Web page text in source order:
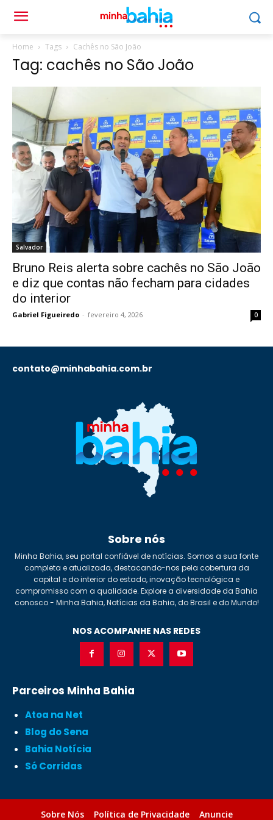
Home Tags Cachês no São João
Tag: cachês no São João
Salvador
Bruno Reis alerta sobre cachês no São João
e diz que contas não fecham para cidades
do interior
Gabriel Figueiredo - fevereiro 4, 2026 0
contato@minhabahia.com.br
Sobre nós
Minha Bahia, seu portal confiável de notícias. Somos a sua fonte
completa e atualizada, destacando-nos pela cobertura da
capital e do interior do estado, inovação tecnológica e
compromisso com a qualidade. Explore a diversidade da Bahia
conosco - Minha Bahia, Notícias da Bahia, do Brasil e do Mundo!
NOS ACOMPANHE NAS REDES
Parceiros Minha Bahia
Atoa na Net
Blog do Sena
Bahia Notícia
Só Corridas
Sobre Nós Política de Privacidade Anuncie